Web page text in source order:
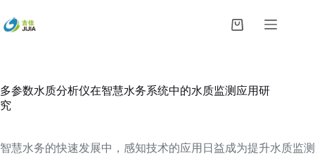
过
内
购
多参数水质分析仪在智慧水务系统中的水质监测应用研
究
智慧水务的快速发展中，感知技术的应用日益成为提升水质监测